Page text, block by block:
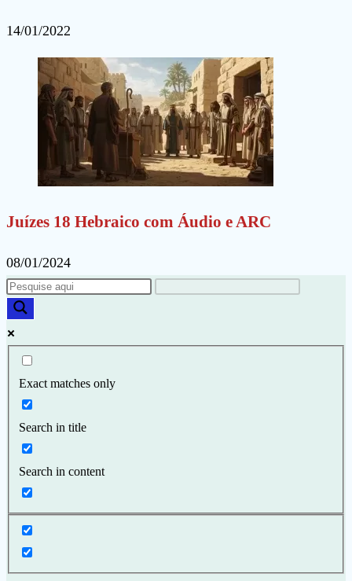
14/01/2022
Juízes 18 Hebraico com Áudio e ARC
08/01/2024
Exact matches only
Search in title
Search in content